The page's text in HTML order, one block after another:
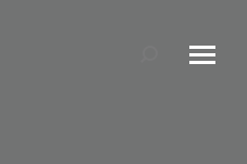
Search: